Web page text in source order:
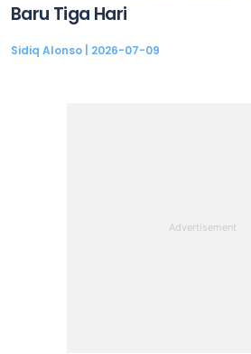
Baru Tiga Hari
Sidiq Alonso 2026-07-09